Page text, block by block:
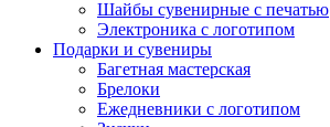
Шайбы сувенирные с печатью
Электроника с логотипом
Подарки и сувениры
Багетная мастерская
Брелоки
Ежедневники с логотипом